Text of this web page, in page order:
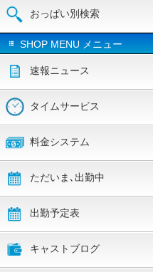
おっぱい別検索
SHOP MENU メニュー
速報ニュース
タイムサービス
料金システム
ただいま､出勤中
出勤予定表
キャストブログ